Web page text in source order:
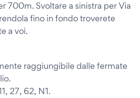
700m. Svoltare a sinistra per Via
fino in fondo troverete
a voi.
raggiungibile dalle fermate
27, 62, N1.